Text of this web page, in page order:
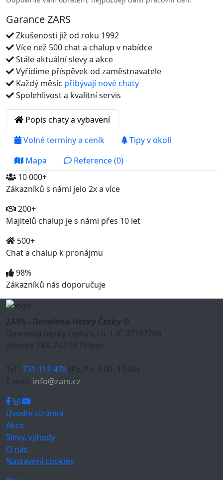
Garance ZARS
Zkušenosti již od roku 1992
Více než 500 chat a chalup v nabídce
Stále aktuální slevy a akce
Vyřídíme příspěvek od zaměstnavatele
Každý měsíc přibývají nové chaty
Spolehlivost a kvalitní servis
Popis chaty a vybavení
Volné termíny a ceník
Tipy v okolí
Mapa
Reference (0)
10 000+
Zákazníků s námi jelo 2x a více
200+
Majitelů chalup je s námi přes 10 let
500+
Chat a chalup k pronájmu
98%
Zákazníků nás doporučuje
ZARS - Dovolená Hezky Česky ®
Dovolená hezky česky s.r.o. | IČ 07797788
Jičínská 543, 742 58 Příbor
Tel.: 731 112 476 (Po-Pá: 9:00- 17:00)
E-mail: info@zars.cz
Úvodní stránka
Akce
Slevy, výhody
O nás
Nastavení cookies